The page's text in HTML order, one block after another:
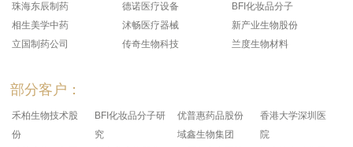
珠海东辰制药
相生美学中药
立国制药公司
德诺医疗设备
沭畅医疗器械
传奇生物科技
BFI化妆品分子
新产业生物股份
兰度生物材料
部分客户：
禾柏生物技术股
份
BFI化妆品分子研
究
优普惠药品股份
域鑫生物集团
香港大学深圳医
院